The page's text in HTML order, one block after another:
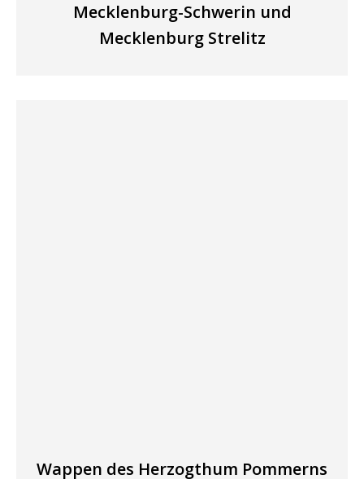
Mecklenburg-Schwerin und
Mecklenburg Strelitz
Wappen des Herzogthum Pommerns